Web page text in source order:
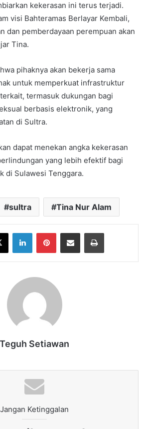
kekerasan ini terus terjadi.
visi Bahteramas Berlayar Kembali,
dan pemberdayaan perempuan akan
Tina.
pihaknya akan bekerja sama
untuk memperkuat infrastruktur
termasuk dukungan bagi
berbasis elektronik, yang
di Sultra.
dapat menekan angka kekerasan
yang lebih efektif bagi
di Sulawesi Tenggara.
sultra Tina Nur Alam
X LinkedInPinterestShare via Email Print
Teguh Setiawan
Jangan Ketinggalan